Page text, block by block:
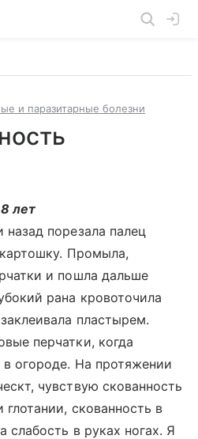
и паразитарные болезни
лет
порезала палец
картошку. Промыла,
и пошла дальше
рана кровоточила
пластырем.
перчатки, когда
в огороде. На протяжении
чувствую скованность
глотании, скованность в
слабость в руках ногах. Я